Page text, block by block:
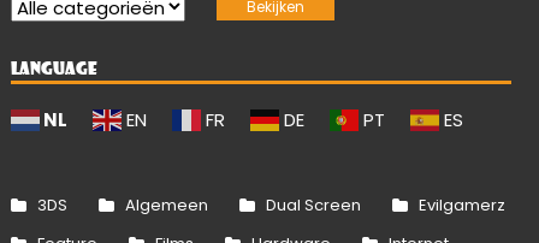
LANGUAGE
NL EN FR DE PT ES
3DS Algemeen Dual Screen
Evilgamerz